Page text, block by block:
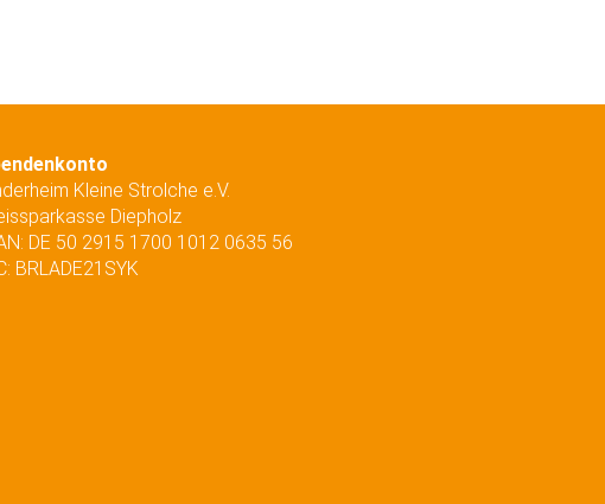
Kleine Strolche e.V.
Diepholz
DE 50 2915 1700 1012 0635 56
BRLADE21SYK